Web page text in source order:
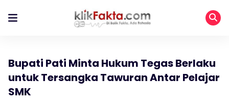
Bupati Pati Minta Hukum Tegas Berlaku
untuk Tersangka Tawuran Antar Pelajar
SMK